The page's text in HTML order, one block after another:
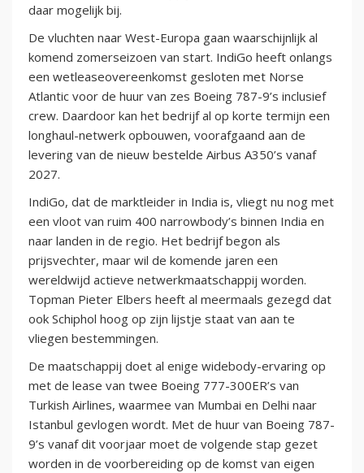
daar mogelijk bij.
De vluchten naar West-Europa gaan waarschijnlijk al
komend zomerseizoen van start. IndiGo heeft onlangs
een wetleaseovereenkomst gesloten met Norse
Atlantic voor de huur van zes Boeing 787-9’s inclusief
crew. Daardoor kan het bedrijf al op korte termijn een
longhaul-netwerk opbouwen, voorafgaand aan de
levering van de nieuw bestelde Airbus A350’s vanaf
2027.
IndiGo, dat de marktleider in India is, vliegt nu nog met
een vloot van ruim 400 narrowbody’s binnen India en
naar landen in de regio. Het bedrijf begon als
prijsvechter, maar wil de komende jaren een
wereldwijd actieve netwerkmaatschappij worden.
Topman Pieter Elbers heeft al meermaals gezegd dat
ook Schiphol hoog op zijn lijstje staat van aan te
vliegen bestemmingen.
De maatschappij doet al enige widebody-ervaring op
met de lease van twee Boeing 777-300ER’s van
Turkish Airlines, waarmee van Mumbai en Delhi naar
Istanbul gevlogen wordt. Met de huur van Boeing 787-
9’s vanaf dit voorjaar moet de volgende stap gezet
worden in de voorbereiding op de komst van eigen